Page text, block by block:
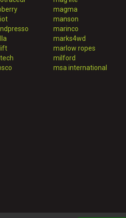
magma
manson
marinco
marks4wd
marlow ropes
milford
msa international